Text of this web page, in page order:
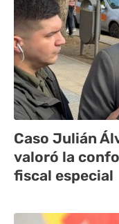
Caso Julián
valoró la
fiscal especial